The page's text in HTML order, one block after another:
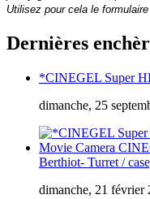
Utilisez pour cela le
Dernières
*CINEGEL Super
dimanche, 25
Movie Camera
Berthiot- Turret /
dimanche, 21 février